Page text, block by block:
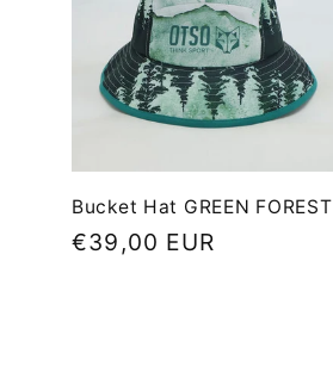
Bucket Hat GREEN FOREST
Precio
€39,00 EUR